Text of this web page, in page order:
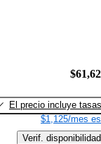
El precio incluye tasas
$1,125/mes
Verif. disponibilidad